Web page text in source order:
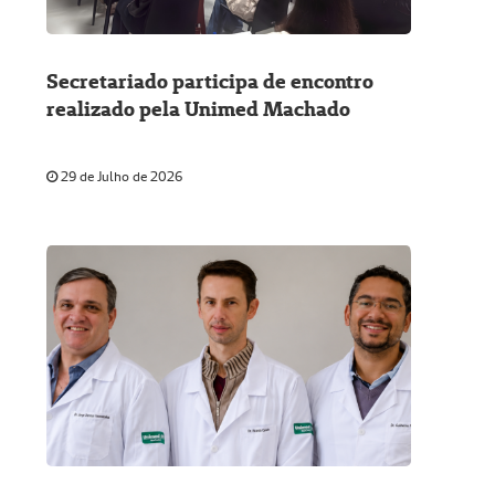
Secretariado participa de encontro
realizado pela Unimed Machado
29 de Julho de 2026